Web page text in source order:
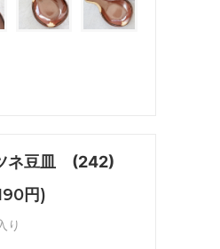
ネ豆皿 (242)
円)
り